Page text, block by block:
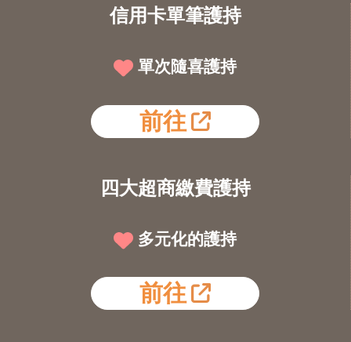
信用卡單筆護持
單次隨喜護持
前往
四大超商繳費護持
多元化的護持
前往